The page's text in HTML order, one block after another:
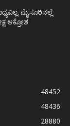
ಮೈಸೂರಿನಲ್ಲೆ
ಆಕ್ರೋಶ
48452
48436
28880